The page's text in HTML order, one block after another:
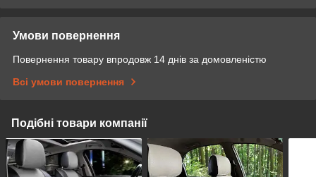
Умови повернення
Повернення товару впродовж 14 днів за домовленістю
Всі умови повернення
Подібні товари компанії